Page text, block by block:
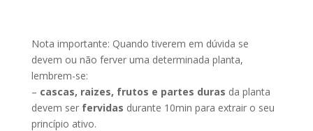
Nota importante: Quando tiverem em dúvida se
devem ou não ferver uma determinada planta,
lembrem-se:
– cascas, raizes, frutos e partes duras da planta
devem ser fervidas durante 10min para extrair o seu
princípio ativo.